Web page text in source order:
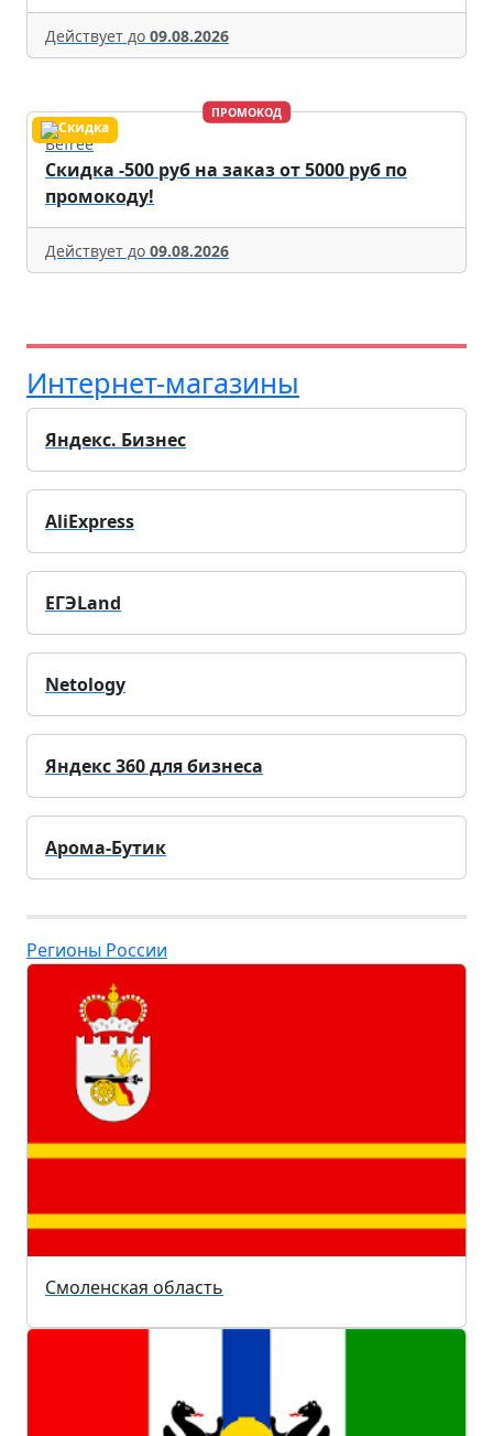
Действует до 09.08.2026
ПРОМОКОД
Befree
Скидка -500 руб на заказ от 5000 руб по
промокоду!
Действует до 09.08.2026
Интернет-магазины
Яндекс. Бизнес
AliExpress
ЕГЭLand
Netology
Яндекс 360 для бизнеса
Арома-Бутик
Регионы России
Смоленская область